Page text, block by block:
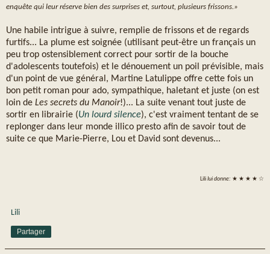
enquête qui leur réserve bien des surprises et, surtout, plusieurs frissons.»
Une habile intrigue à suivre, remplie de frissons et de regards
furtifs... La plume est soignée (utilisant peut-être un français un
peu trop ostensiblement correct pour sortir de la bouche
d'adolescents toutefois) et le dénouement un poil prévisible, mais
d'un point de vue général, Martine Latulippe offre cette fois un
bon petit roman pour ado, sympathique, haletant et juste (on est
loin de Les secrets du Manoir!)... La suite venant tout juste de
sortir en librairie (Un lourd silence), c'est vraiment tentant de se
replonger dans leur monde illico presto afin de savoir tout de
suite ce que Marie-Pierre, Lou et David sont devenus...
Lililui donne: ★ ★ ★ ★ ☆
Lili
Partager